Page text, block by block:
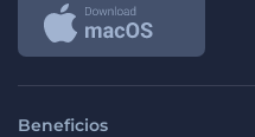
Beneficios